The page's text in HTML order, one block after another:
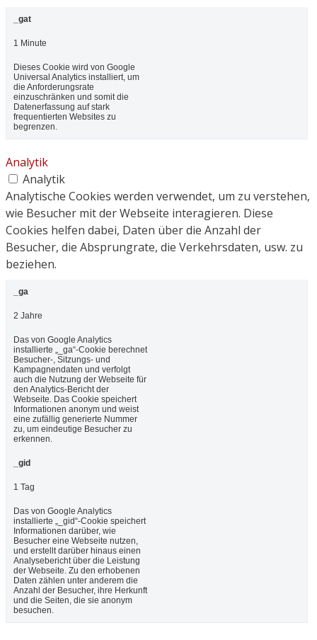
_gat
1 Minute
Dieses Cookie wird von Google
Universal Analytics installiert, um
die Anforderungsrate
einzuschränken und somit die
Datenerfassung auf stark
frequentierten Websites zu
begrenzen.
Analytik
Analytik
Analytische Cookies werden verwendet, um zu verstehen,
wie Besucher mit der Webseite interagieren. Diese
Cookies helfen dabei, Daten über die Anzahl der
Besucher, die Absprungrate, die Verkehrsdaten, usw. zu
beziehen.
_ga
2 Jahre
Das von Google Analytics
installierte „_ga“-Cookie berechnet
Besucher-, Sitzungs- und
Kampagnendaten und verfolgt
auch die Nutzung der Webseite für
den Analytics-Bericht der
Webseite. Das Cookie speichert
Informationen anonym und weist
eine zufällig generierte Nummer
zu, um eindeutige Besucher zu
erkennen.
_gid
1 Tag
Das von Google Analytics
installierte „_gid“-Cookie speichert
Informationen darüber, wie
Besucher eine Webseite nutzen,
und erstellt darüber hinaus einen
Analysebericht über die Leistung
der Webseite. Zu den erhobenen
Daten zählen unter anderem die
Anzahl der Besucher, ihre Herkunft
und die Seiten, die sie anonym
besuchen.